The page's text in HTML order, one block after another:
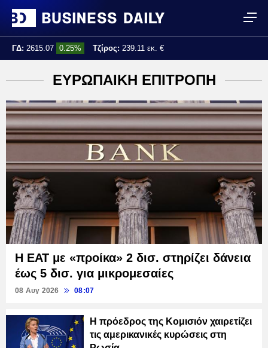
ΓΔ: 2615.07 0.25% Τζίρος: 239.11 εκ. €
ΕΥΡΩΠΑΙΚΗ ΕΠΙΤΡΟΠΗ
Η ΕΑΤ με «προίκα» 2 δισ. στηρίζει δάνεια
έως 5 δισ. για μικρομεσαίες
08 Αυγ 2026 08:07
Η πρόεδρος της Κομισιόν χαιρετίζει
τις αμερικανικές κυρώσεις στη